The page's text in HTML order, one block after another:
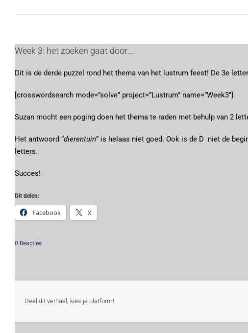
afbeelding
Week 3: het zoeken gaat door….
Dit is de derde puzzel rond het thema van het lustrum feest! De 3e
[crosswordsearch mode=”solve” project=”Lustrum” name=”Week3″]
Suzan mocht een poging doen het thema te raden met behulp van 2
Het antwoord “dierentuin” is helaas niet goed. Ook is de D niet de
letters.
Succes!
Dit delen:
Facebook X
0 Reacties
Deel dit verhaal, kies je platform!